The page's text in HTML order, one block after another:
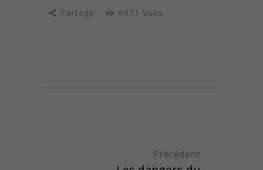
Partage 6971 Vues
Précédent